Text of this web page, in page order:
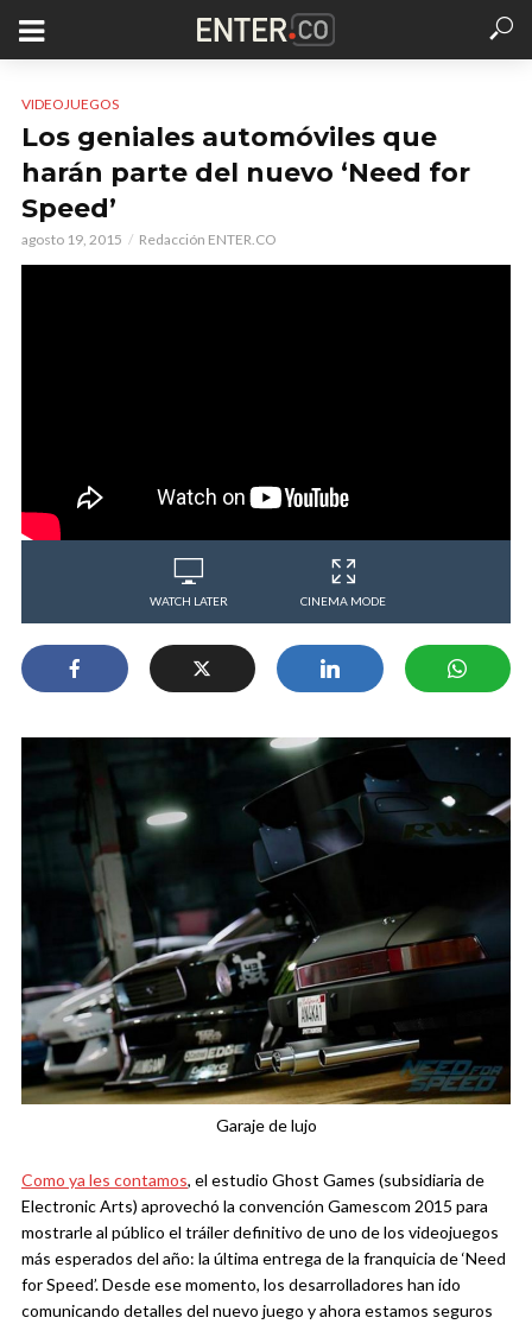
VIDEOJUEGOS
Los geniales automóviles que
harán parte del nuevo ‘Need for
Speed’
agosto 19, 2015 Redacción ENTER.CO
WATCH LATER CINEMA MODE
Garaje de lujo
Como ya les contamos, el estudio Ghost Games (subsidiaria de
Electronic Arts) aprovechó la convención Gamescom 2015 para
mostrarle al público el tráiler definitivo de uno de los videojuegos
más esperados del año: la última entrega de la franquicia de ‘Need
for Speed’. Desde ese momento, los desarrolladores han ido
comunicando detalles del nuevo juego y ahora estamos seguros